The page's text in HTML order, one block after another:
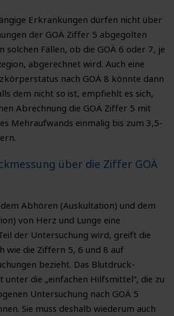
Erkrankungen dürfen nicht über
der GOÄ Ziffer 5 abgegolten
solchen Fällen, ob die GOÄ 6 oder 7, je
abgerechnet wird. Auch eine
nach GOÄ 8 könnte dann
dem nicht so ist, empfiehlt es sich,
Abrechnung die GOÄ Ziffer 5 mit
Mehraufwands einmalig bis zum 3,5-
über die Ziffer GOÄ
Abhören (Auskultation) und dem
von Herz und Lunge eine
der Untersuchung wird, greift die
wie die Ziffern 5, 6 und 8 auf
bezieht. Das Blutdruck-
die „einfachen Hilfsmittel“, die zu
Untersuchung nach GOÄ 5
Sie muss deshalb wiederum auch